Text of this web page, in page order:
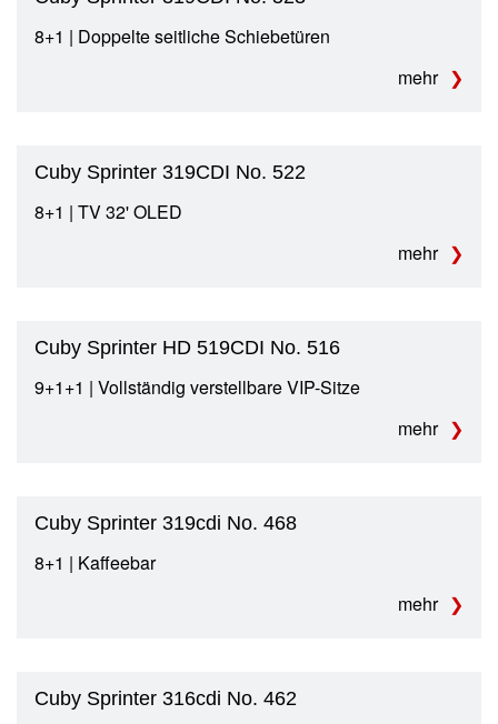
8+1 | Doppelte seitliche Schiebetüren
mehr
Cuby Sprinter 319CDI No. 522
8+1 | TV 32' OLED
mehr
Cuby Sprinter HD 519CDI No. 516
9+1+1 | Vollständig verstellbare VIP-Sitze
mehr
Cuby Sprinter 319cdi No. 468
8+1 | Kaffeebar
mehr
Cuby Sprinter 316cdi No. 462